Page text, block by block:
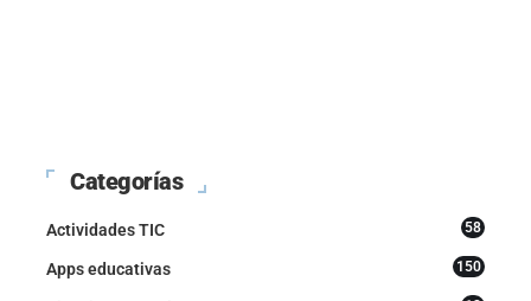
Categorías
Actividades TIC 58
Apps educativas 150